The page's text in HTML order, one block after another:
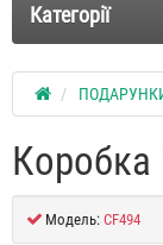
Категорії
Коробка
Модель: CF494